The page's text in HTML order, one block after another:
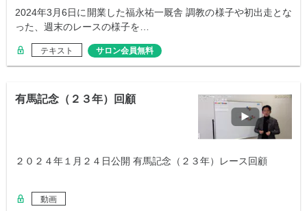
2024年3月6日に開業した福永祐一厩舎 調教の様子や初出走とな
った、週末のレースの様子を…
テキスト サロン会員無料
有馬記念（２３年）回顧
２０２４年１月２４日公開 有馬記念（２３年）レース回顧
動画